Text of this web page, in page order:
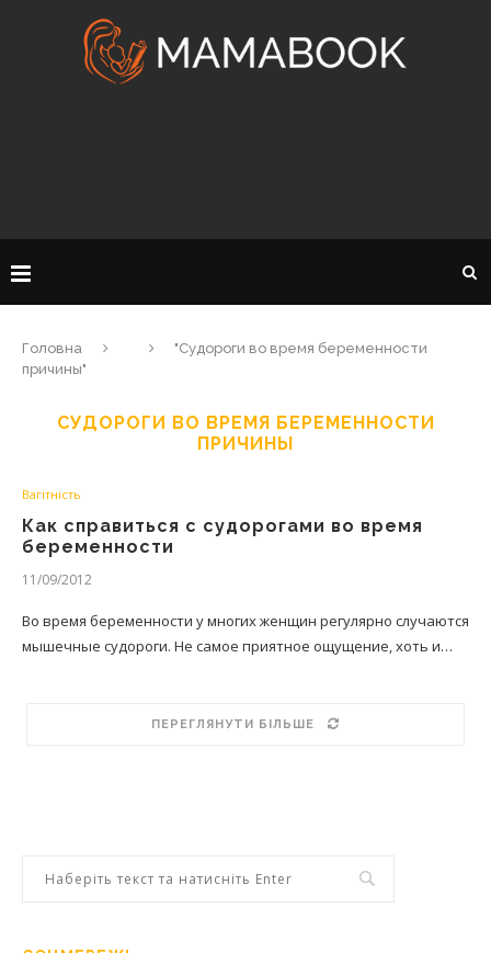
Головна
"Судороги во время беременности
причины"
СУДОРОГИ ВО ВРЕМЯ БЕРЕМЕННОСТИ
ПРИЧИНЫ
Вагітність
Как справиться с судорогами во время
беременности
11/09/2012
Во время беременности у многих женщин регулярно случаются
мышечные судороги. Не самое приятное ощущение, хоть и…
ПЕРЕГЛЯНУТИ БІЛЬШЕ